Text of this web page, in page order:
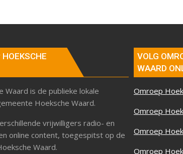
HOEKSCHE
Waard is de publieke lokale
Hoeksche Waard.
vrijwilligers radio- en
online content, toegespitst op de
Waard.
VOLG
WAARD
Omroep
Omroep
Omroep
Omroep